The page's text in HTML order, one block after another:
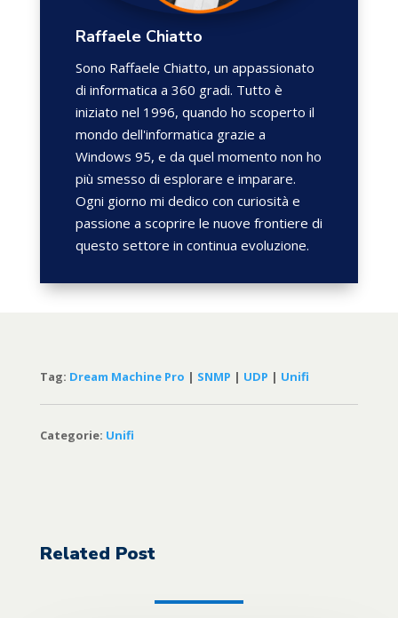
Raffaele Chiatto
Sono Raffaele Chiatto, un appassionato
di informatica a 360 gradi. Tutto è
iniziato nel 1996, quando ho scoperto il
mondo dell'informatica grazie a
Windows 95, e da quel momento non ho
più smesso di esplorare e imparare.
Ogni giorno mi dedico con curiosità e
passione a scoprire le nuove frontiere di
questo settore in continua evoluzione.
Tag: Dream Machine Pro | SNMP | UDP | Unifi
Categorie: Unifi
Related Post